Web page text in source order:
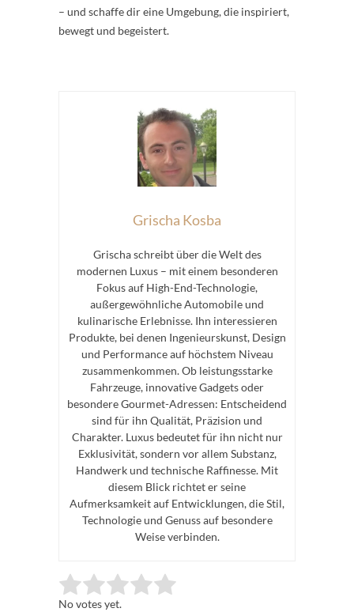
– und schaffe dir eine Umgebung, die inspiriert,
bewegt und begeistert.
Grischa Kosba
Grischa schreibt über die Welt des
modernen Luxus – mit einem besonderen
Fokus auf High-End-Technologie,
außergewöhnliche Automobile und
kulinarische Erlebnisse. Ihn interessieren
Produkte, bei denen Ingenieurskunst, Design
und Performance auf höchstem Niveau
zusammenkommen. Ob leistungsstarke
Fahrzeuge, innovative Gadgets oder
besondere Gourmet-Adressen: Entscheidend
sind für ihn Qualität, Präzision und
Charakter. Luxus bedeutet für ihn nicht nur
Exklusivität, sondern vor allem Substanz,
Handwerk und technische Raffinesse. Mit
diesem Blick richtet er seine
Aufmerksamkeit auf Entwicklungen, die Stil,
Technologie und Genuss auf besondere
Weise verbinden.
Rate this item: Submit Rating
No votes yet.